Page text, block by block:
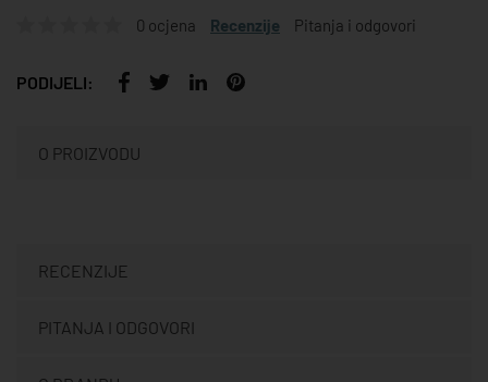
0 ocjena Recenzije Pitanja i odgovori
PODIJELI:
O PROIZVODU
RECENZIJE
PITANJA I ODGOVORI